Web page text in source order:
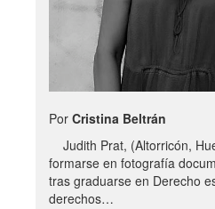
Por Cristina Beltrán
Judith Prat, (Altorricón,
formarse en fotografía
tras graduarse en Derecho
derechos…